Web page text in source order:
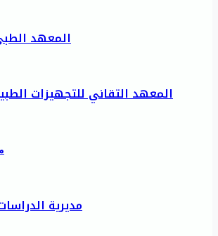
المعهد
المعهد التقاني للتجهيزات
مديرية